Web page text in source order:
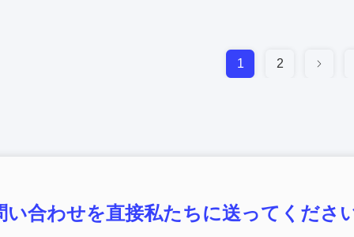
1 2
い合わせを直接私たちに送ってくださ